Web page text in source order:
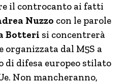
il controcanto ai fatti
Nuzzo con le parole
Botteri si concentrerà
dal M5S a
di difesa europeo stilato
Non mancheranno,